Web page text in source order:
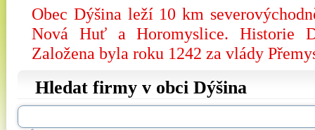
Obec Dýšina leží 10 km
Nová Huť a Horomyslice. Historie
Založena byla roku 1242 za vlády
Hledat firmy v obci Dýšina